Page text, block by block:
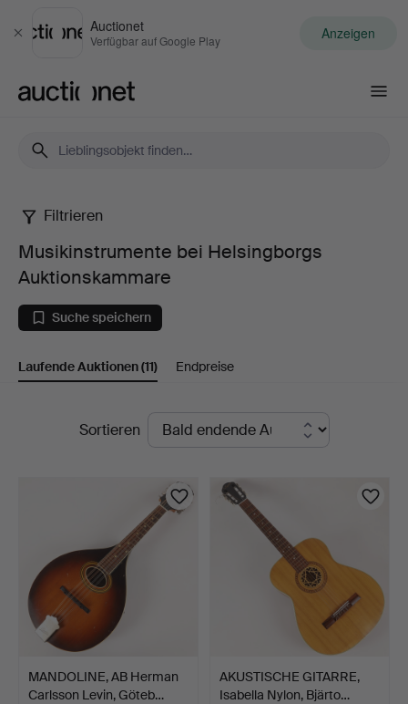
Schließen
Auctionet
Verfügbar auf Google Play Anzeigen
Musikinstrumente
bei
Helsingborgs
Auktionskammare
Filtrieren
Musikinstrumente bei Helsingborgs
Auktionskammare
Suche speichern
Laufende Auktionen(11) Endpreise
LaufendeSortieren
MANDOLINE, AB Herman
Carlsson Levin, Göteb…
AKUSTISCHE GITARRE,
Isabella Nylon, Bjärto…